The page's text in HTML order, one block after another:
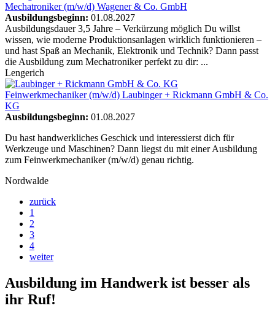
Mechatroniker (m/w/d) Wagener & Co. GmbH
Ausbildungsbeginn: 01.08.2027
Ausbildungsdauer 3,5 Jahre – Verkürzung möglich Du willst
wissen, wie moderne Produktionsanlagen wirklich funktionieren –
und hast Spaß an Mechanik, Elektronik und Technik? Dann passt
die Ausbildung zum Mechatroniker perfekt zu dir: ...
Lengerich
Feinwerkmechaniker (m/w/d) Laubinger + Rickmann GmbH & Co.
KG
Ausbildungsbeginn: 01.08.2027
Du hast handwerkliches Geschick und interessierst dich für
Werkzeuge und Maschinen? Dann liegst du mit einer Ausbildung
zum Feinwerkmechaniker (m/w/d) genau richtig.
Nordwalde
zurück
1
2
3
4
weiter
Ausbildung im Handwerk ist besser als
ihr Ruf!